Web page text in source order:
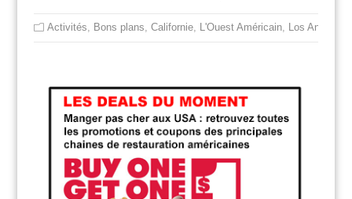
Activités Bons plans Californie, L'Ouest Américain, Los Angeles